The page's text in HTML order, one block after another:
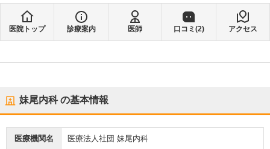
医院トップ 診療案内 医師 口コミ(2) アクセス
妹尾内科の基本情報
医療機関名 医療法人社団 妹尾内科